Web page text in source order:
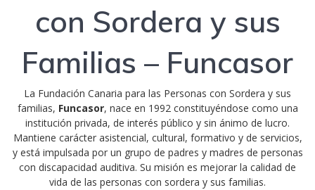
con Sordera y sus
Familias – Funcasor
La Fundación Canaria para las Personas con Sordera y sus
familias, Funcasor, nace en 1992 constituyéndose como una
institución privada, de interés público y sin ánimo de lucro.
Mantiene carácter asistencial, cultural, formativo y de servicios,
y está impulsada por un grupo de padres y madres de personas
con discapacidad auditiva. Su misión es mejorar la calidad de
vida de las personas con sordera y sus familias.